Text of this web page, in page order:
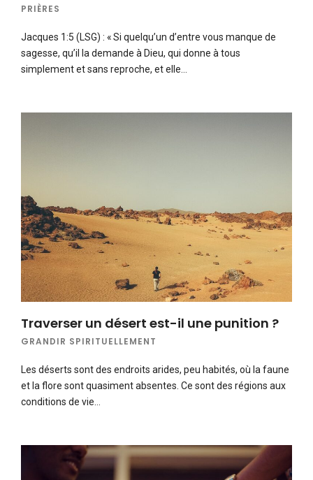
PRIÈRES
Jacques 1:5 (LSG) : « Si quelqu’un d’entre vous manque de
sagesse, qu’il la demande à Dieu, qui donne à tous
simplement et sans reproche, et elle…
Traverser un désert est-il une punition ?
GRANDIR SPIRITUELLEMENT
Les déserts sont des endroits arides, peu habités, où la faune
et la flore sont quasiment absentes. Ce sont des régions aux
conditions de vie…